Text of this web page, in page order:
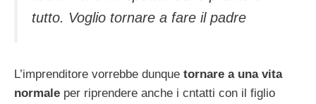
tutto. Voglio tornare a fare il padre
L’imprenditore vorrebbe dunque tornare a una vita
normale per riprendere anche i cntatti con il figlio